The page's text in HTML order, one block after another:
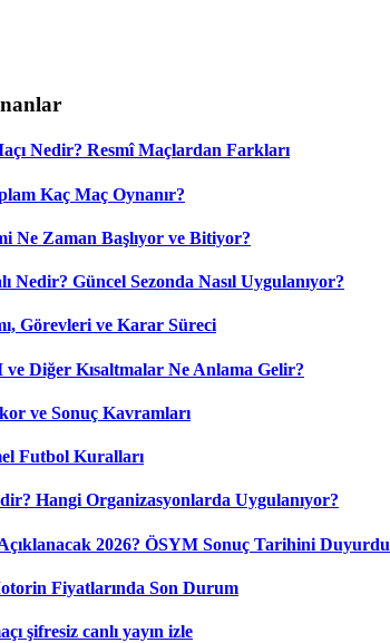
Nedir? Resmî Maçlardan Farkları
Kaç Maç Oynanır?
Ne Zaman Başlıyor ve Bitiyor?
Nedir? Güncel Sezonda Nasıl Uygulanıyor?
Görevleri ve Karar Süreci
Diğer Kısaltmalar Ne Anlama Gelir?
ve Sonuç Kavramları
Futbol Kuralları
Hangi Organizasyonlarda Uygulanıyor?
2026? ÖSYM Sonuç Tarihini Duyurdu
Fiyatlarında Son Durum
şifresiz canlı yayın izle